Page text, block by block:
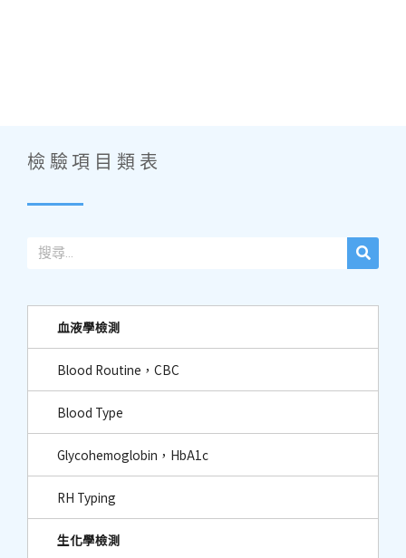
檢驗項目類表
血液學檢測
Blood Routine，CBC
Blood Type
Glycohemoglobin，HbA1c
RH Typing
生化學檢測